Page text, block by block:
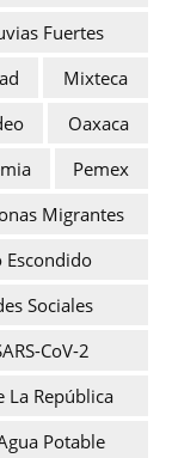
Fuertes
Mixteca
Oaxaca
Pemex
Migrantes
Escondido
Sociales
CoV-2
La República
Potable